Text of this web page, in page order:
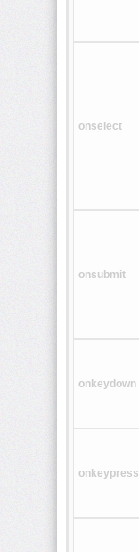
<dialog>
<figure>
onselect
onsubmit
onkeydown
onkeypress